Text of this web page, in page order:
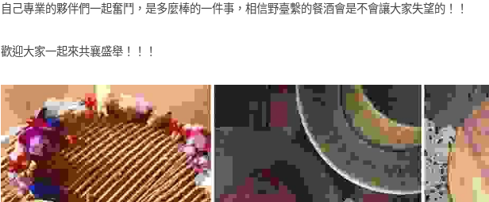
自己專業的夥伴們一起奮鬥，是多麼棒的一件事，相信野臺繫的餐酒會是不會讓大家失望的！！
歡迎大家一起來共襄盛舉！！！